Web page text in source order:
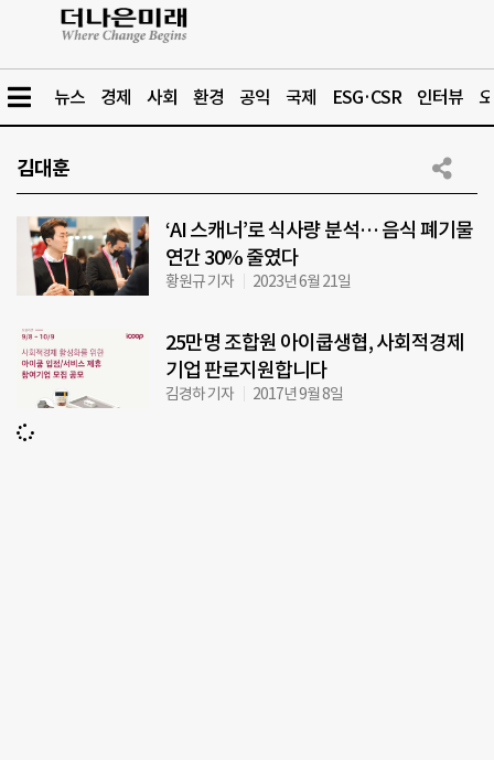
뉴스 경제 사회 환경 공익 국제 ESG·CSR 인터뷰
김대훈
‘AI 스캐너’로 식사량 분석… 음식 폐기물
연간 30% 줄였다
황원규 기자 2023년 6월 21일
25만명 조합원 아이쿱생협, 사회적경제
기업 판로지원합니다
김경하 기자 2017년 9월 8일